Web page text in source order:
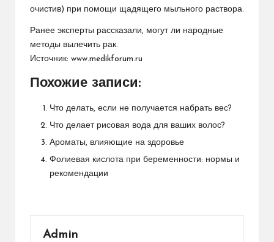
очистив) при помощи щадящего мыльного раствора.
Ранее эксперты рассказали , могут ли народные
методы вылечить рак.
Источник: www.medikforum.ru
Похожие записи:
Что делать, если не получается набрать вес?
Что делает рисовая вода для ваших волос?
Ароматы, влияющие на здоровье
Фолиевая кислота при беременности: нормы и
рекомендации
Admin